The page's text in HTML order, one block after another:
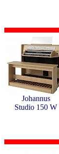
Johannus
Studio 150 W